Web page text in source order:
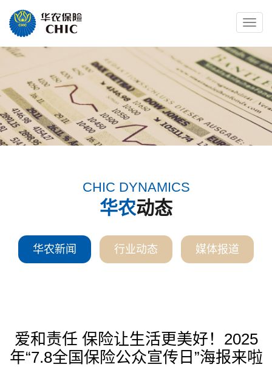
Toggle
CHIC DYNAMICS
华农动态
华农新闻 行业动态 媒体报道
爱和责任 保险让生活更美好！2025
年“7.8全国保险公众宣传日”海报来啦